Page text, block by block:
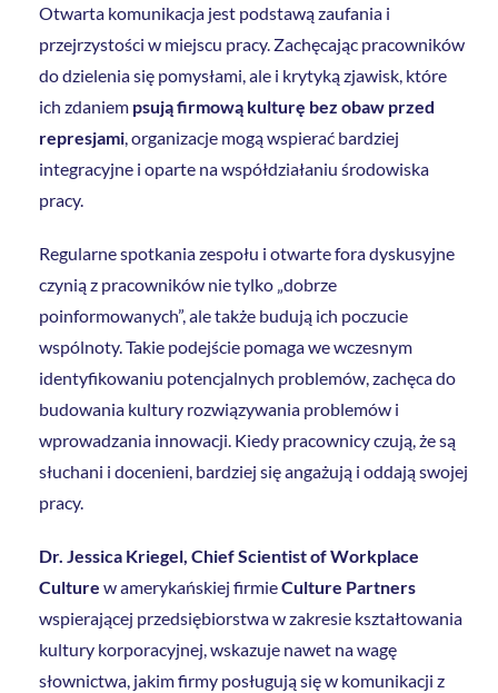
Otwarta komunikacja jest podstawą zaufania i
przejrzystości w miejscu pracy. Zachęcając pracowników
do dzielenia się pomysłami, ale i krytyką zjawisk, które
ich zdaniem psują firmową kulturę bez obaw przed
represjami, organizacje mogą wspierać bardziej
integracyjne i oparte na współdziałaniu środowiska
pracy.
Regularne spotkania zespołu i otwarte fora dyskusyjne
czynią z pracowników nie tylko „dobrze
poinformowanych”, ale także budują ich poczucie
wspólnoty. Takie podejście pomaga we wczesnym
identyfikowaniu potencjalnych problemów, zachęca do
budowania kultury rozwiązywania problemów i
wprowadzania innowacji. Kiedy pracownicy czują, że są
słuchani i docenieni, bardziej się angażują i oddają swojej
pracy.
Dr. Jessica Kriegel, Chief Scientist of Workplace
Culture w amerykańskiej firmieCulture Partners
wspierającej przedsiębiorstwa w zakresie kształtowania
kultury korporacyjnej, wskazuje nawet na wagę
słownictwa, jakim firmy posługują się w komunikacji z